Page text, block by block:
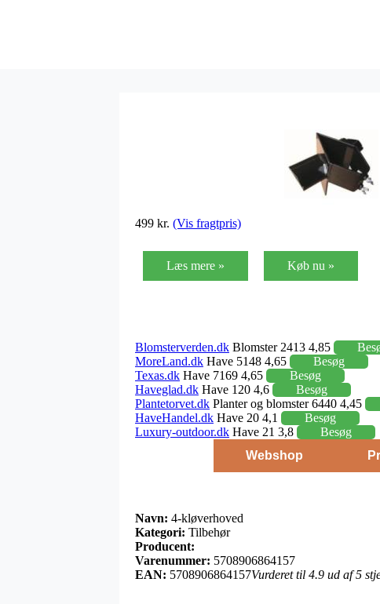
499 kr. (Vis fragtpris)
Læs mere » Køb nu »
Blomsterverden.dk Blomster 2413 4,85
MoreLand.dk Have 5148 4,65
Besøg
Texas.dk Have 7169 4,65
Besøg
Haveglad.dk Have 120 4,6
Besøg
Plantetorvet.dk Planter og blomster 6440 4,45
HaveHandel.dk Have 20 4,1
Besøg
Luxury-outdoor.dk Have 21 3,8
Besøg
Webshop
Navn: 4-kløverhoved
Kategori: Tilbehør
Producent:
Varenummer: 5708906864157
EAN: 5708906864157Vurderet til 4.9 ud af 5